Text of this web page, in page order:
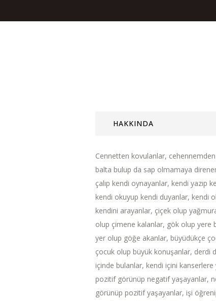
HAKKINDA
Cennetten kovulanlar,
balta bulup da sap olmamaya
çalıp kendi oynayanlar, kendi yazıp
kendi okuyup kendi duyanlar, kendi
kendini arayanlar, çiçek olup
olup çimene kalanlar, gök olup yere
yer olup göğe akanlar, büyüdükçe
çocuk olup büyük konuşanlar, derdi
içinde bulanlar, kendi içini kanserlere
pozitif görünüp negatif yaşayanlar,
görünüp pozitif yaşayanlar, işi